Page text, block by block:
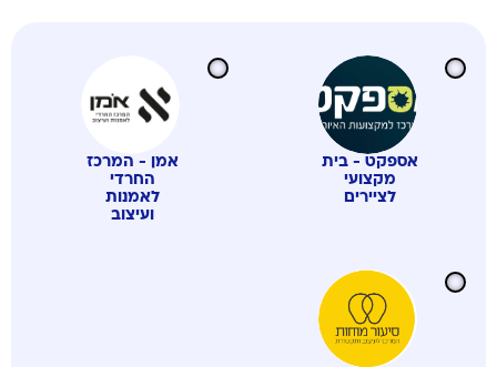
אספקט - בית
מקצועי
לציירים
אמן - המרכז
החרדי
לאמנות
ועיצוב